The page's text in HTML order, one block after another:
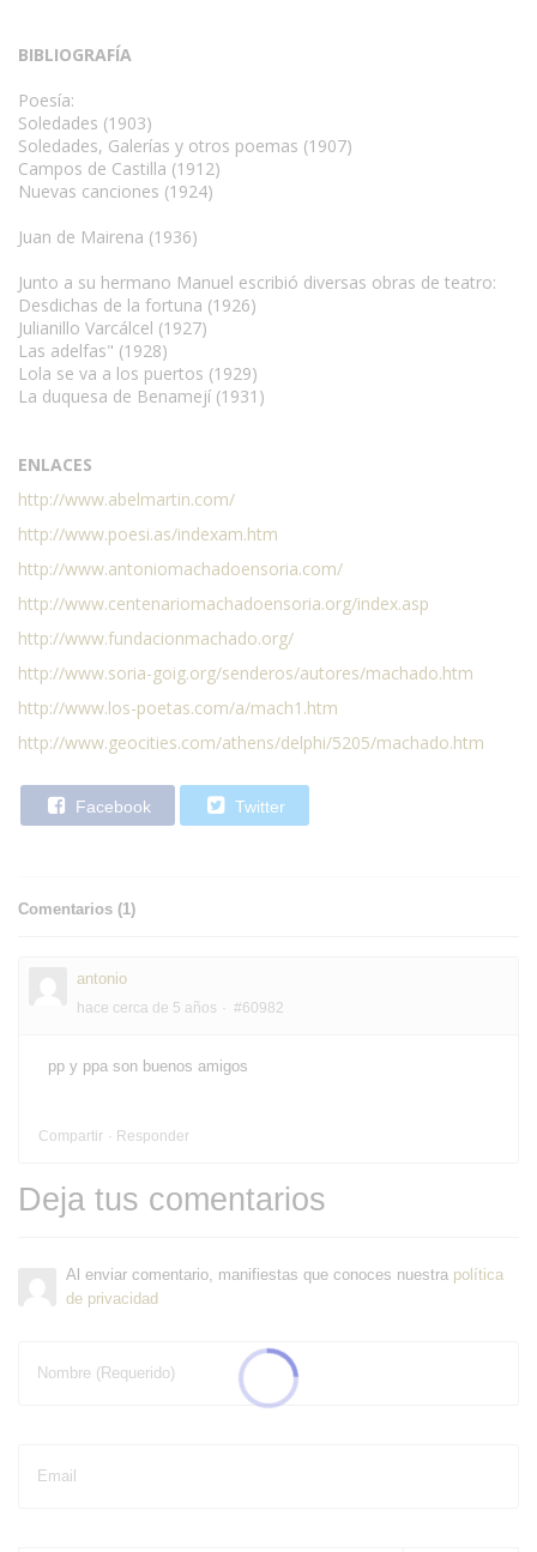
BIBLIOGRAFÍA
Poesía:
Soledades (1903)
Soledades, Galerías y otros poemas (1907)
Campos de Castilla (1912)
Nuevas canciones (1924)
Juan de Mairena (1936)
Junto a su hermano Manuel escribió diversas obras de teatro:
Desdichas de la fortuna (1926)
Julianillo Varcálcel (1927)
Las adelfas" (1928)
Lola se va a los puertos (1929)
La duquesa de Benamejí (1931)
ENLACES
http://www.abelmartin.com/
http://www.poesi.as/indexam.htm
http://www.antoniomachadoensoria.com/
http://www.centenariomachadoensoria.org/index.asp
http://www.fundacionmachado.org/
http://www.soria-goig.org/senderos/autores/machado.htm
http://www.los-poetas.com/a/mach1.htm
http://www.geocities.com/athens/delphi/5205/machado.htm
Facebook Twitter
Comentarios (1)
antonio
hace cerca de 5 años #60982
pp y ppa son buenos amigos
Compartir Responder
Deja tus comentarios
Al enviar comentario, manifiestas que conoces nuestra política
de privacidad
Nombre (Requerido)
Email